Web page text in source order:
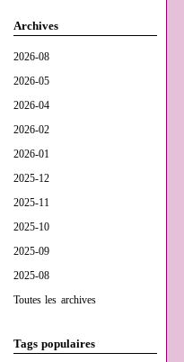
Archives
2026-08
2026-05
2026-04
2026-02
2026-01
2025-12
2025-11
2025-10
2025-09
2025-08
Toutes les archives
Tags populaires